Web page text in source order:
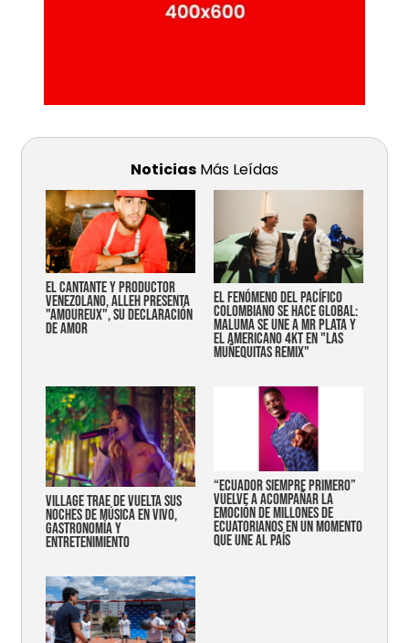
Noticias Más Leídas
EL CANTANTE Y PRODUCTOR
VENEZOLANO, ALLEH PRESENTA
"AMOUREUX", SU DECLARACIÓN
DE AMOR
EL FENÓMENO DEL PACÍFICO
COLOMBIANO SE HACE GLOBAL:
MALUMA SE UNE A MR PLATA Y
EL AMERICANO 4KT EN "LAS
MUÑEQUITAS REMIX"
Village trae de vuelta sus
noches de música en vivo,
gastronomía y
entretenimiento
“Ecuador siempre primero”
vuelve a acompañar la
emoción de millones de
ecuatorianos en un momento
que une al país